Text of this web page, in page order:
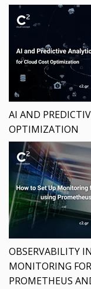
AI AND
OPTIMIZATION
OBSERVABILITY
MONITORING
PROMETHEUS